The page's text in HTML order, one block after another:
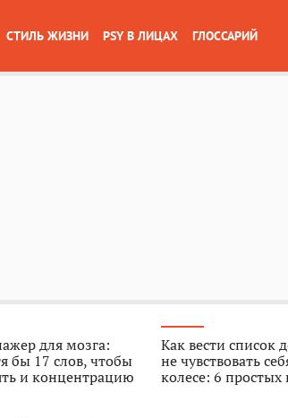
СТИЛЬ ЖИЗНИ PSY В ЛИЦАХ ГЛОССАРИЙ
для мозга:
бы 17 слов, чтобы
и концентрацию
Как вести список
не чувствовать
колесе: 6 простых